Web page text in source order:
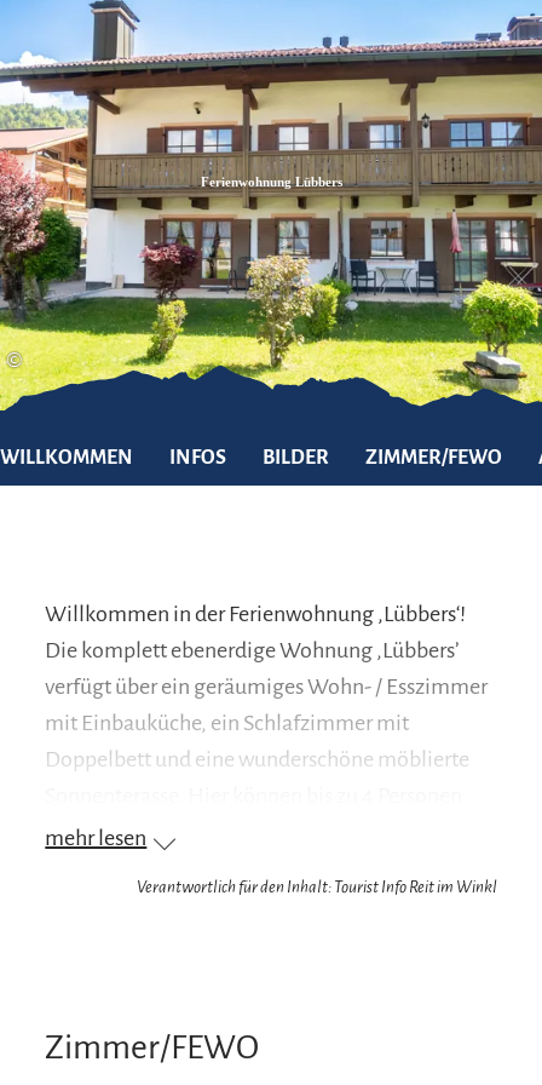
Inhalt
Suche
Footer
©
Ferienwohnung Lübbers
WILLKOMMEN INFOS BILDER ZIMMER/FEWO
Willkommen in der Ferienwohnung ‚Lübbers‘!
Die komplett ebenerdige Wohnung ‚Lübbers’
verfügt über ein geräumiges Wohn- / Esszimmer
mit Einbauküche, ein Schlafzimmer mit
Doppelbett und eine wunderschöne möblierte
wohnen.
Im Wohnzimmer befindet sich eine große,
mehr lesen
Verantwortlich für den Inhalt: Tourist Info Reit im Winkl
Zimmer/FEWO